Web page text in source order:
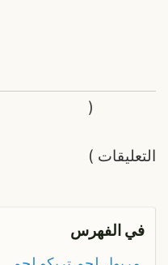
التعليقات
(
)
في الفهرس